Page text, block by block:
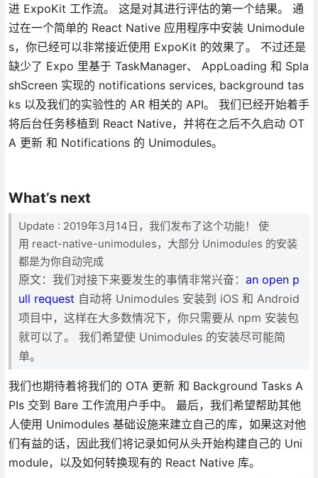
进 ExpoKit 工作流。 这是对其进行评估的第一个结果。 通
过在一个简单的 React Native 应用程序中安装 Unimodule
s，你已经可以非常接近使用 ExpoKit 的效果了。 不过还是
缺少了 Expo 里基于 TaskManager、 AppLoading 和 Spla
shScreen 实现的 notifications services, background tas
ks 以及我们的实验性的 AR 相关的 API。 我们已经开始着手
将后台任务移植到 React Native，并将在之后不久启动 OT
A 更新 和 Notifications 的 Unimodules。
What’s next
Update : 2019年3月14日，我们发布了这个功能！ 使
用 react-native-unimodules，大部分 Unimodules 的安装
都是为你自动完成
原文：我们对接下来要发生的事情非常兴奋： an open p
ull request 自动将 Unimodules 安装到 iOS 和 Android
项目中，这样在大多数情况下，你只需要从 npm 安装包
就可以了。 我们希望使 Unimodules 的安装尽可能简
单。
我们也期待着将我们的 OTA 更新 和 Background Tasks A
PIs 交到 Bare 工作流用户手中。 最后，我们希望帮助其他
人使用 Unimodules 基础设施来建立自己的库，如果这对他
们有益的话，因此我们将记录如何从头开始构建自己的 Uni
module，以及如何转换现有的 React Native 库。